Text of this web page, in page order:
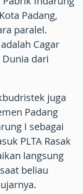
Padang,
paralel.
Cagar
Dunia dari
juga
Padang
I sebagai
PLTA Rasak
langsung
beliau